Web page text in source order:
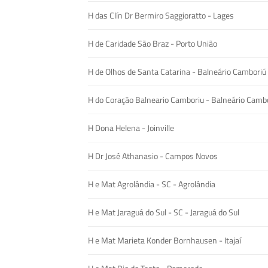
H das Clín Dr Bermiro Saggioratto - Lages
H de Caridade São Braz - Porto União
H de Olhos de Santa Catarina - Balneário Camboriú
H do Coração Balneario Camboriu - Balneário
H Dona Helena - Joinville
H Dr José Athanasio - Campos Novos
H e Mat Agrolândia - SC - Agrolândia
H e Mat Jaraguá do Sul - SC - Jaraguá do Sul
H e Mat Marieta Konder Bornhausen - Itajaí